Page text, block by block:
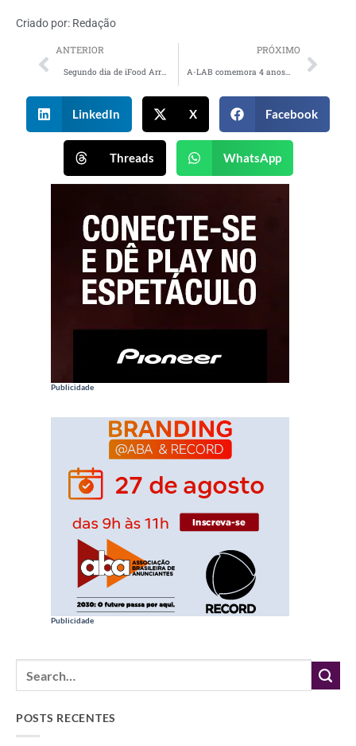
Criado por: Redação
ANTERIOR PRÓXIMO
A-LAB comemora 4 anos de mercado
LinkedIn X Facebook
Threads WhatsApp
Publicidade
Publicidade
POSTS RECENTES